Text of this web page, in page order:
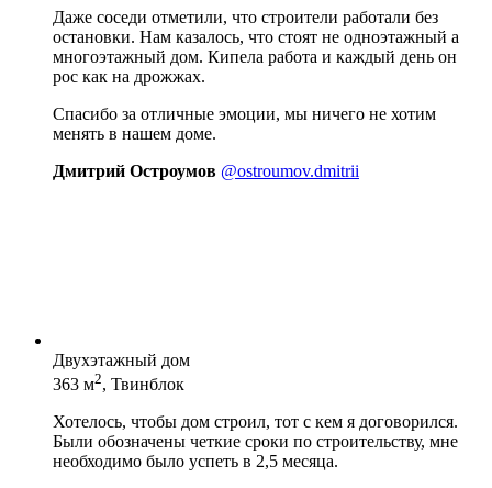
Даже соседи отметили, что строители работали без
остановки. Нам казалось, что стоят не одноэтажный а
многоэтажный дом. Кипела работа и каждый день он
рос как на дрожжах.
Спасибо за отличные эмоции, мы ничего не хотим
менять в нашем доме.
Дмитрий Остроумов @ostroumov.dmitrii
Двухэтажный дом
363 м2, Твинблок
Хотелось, чтобы дом строил, тот с кем я договорился.
Были обозначены четкие сроки по строительству, мне
необходимо было успеть в 2,5 месяца.